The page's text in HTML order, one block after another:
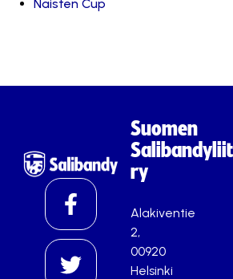
Naisten Cup
Suomen
ry
Alakiventie
2,
00920
Helsinki